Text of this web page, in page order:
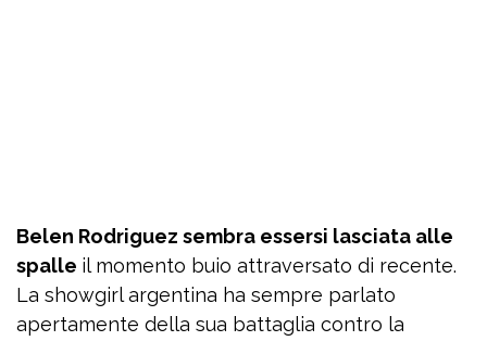
Belen Rodriguez sembra essersi lasciata alle
spalle il momento buio attraversato di recente.
La showgirl argentina ha sempre parlato
apertamente della sua battaglia contro la